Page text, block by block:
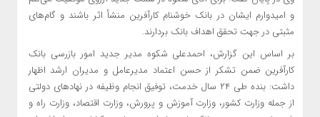
و امیدوارم ایشان در بانک خوشنام کارآفرین منشأ اثر باشند و گام‌های
مثبتی در جهت تحقق اهداف بانک بردارند.
بر اساس این گزارش، احمدعلی شکوه مدیر جدید امور بازرسی بانک
کارآفرین ضمن تشکر از حسن اعتماد مدیرعامل و مدیران ارشد اظهار
داشت: بنده طی ۲۴ سال خدمت، توفیق انجام وظیفه در نهادهای دولتی
از جمله وزارت کشور، وزارت آموزش و پرورش، وزارت اقتصاد، وزارت راه و